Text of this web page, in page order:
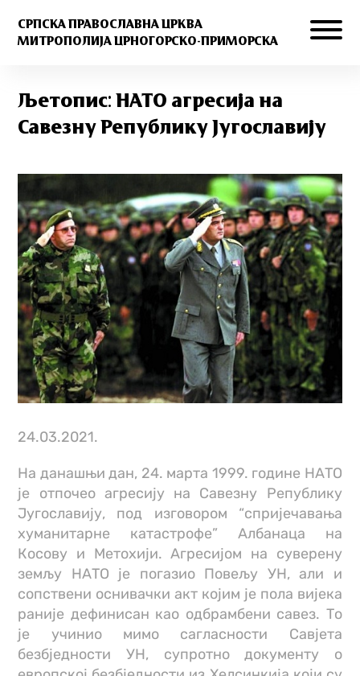
СРПСКА ПРАВОСЛАВНА ЦРКВА
МИТРОПОЛИЈА ЦРНОГОРСКО-ПРИМОРСКА
Љетопис: НАТО агресија на
Савезну Републику Југославију
24.03.2021.
На данашњи дан, 24. марта 1999. године НАТО
је отпочео агресију на Савезну Републику
Југославију, под изговором “спријечавања
хуманитарне катастрофе” Албанаца на
Косову и Метохији. Агресијом на суверену
земљу НАТО је погазио Повељу УН, али и
сопствени оснивачки акт којим је пола вијека
раније дефинисан као одбрамбени савез. То
је учинио мимо сагласности Савјета
безбједности УН, супротно документу о